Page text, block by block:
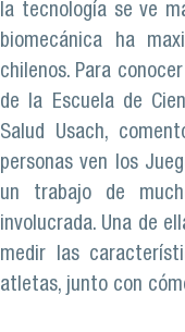
la tecnología se ve
biomecánica ha
chilenos. Para
de la Escuela de
Salud Usach,
personas ven los
un trabajo de
involucrada. Una de
medir las
atletas, junto con